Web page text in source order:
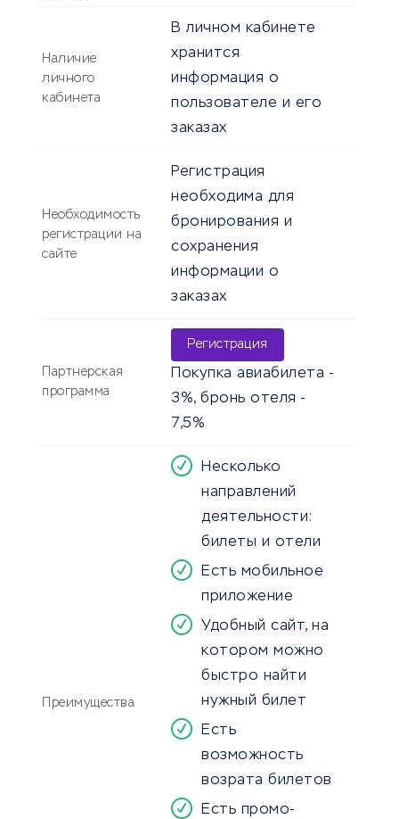
Наличие
личного
кабинета
В личном кабинете
хранится
информация о
пользователе и его
заказах
Необходимость
регистрации на
сайте
Регистрация
необходима для
бронирования и
сохранения
информации о
заказах
Партнерская
программа
Регистрация
Покупка авиабилета -
3%, бронь отеля -
7,5%
Преимущества
Несколько
направлений
деятельности:
билеты и отели
Есть мобильное
приложение
Удобный сайт, на
котором можно
быстро найти
нужный билет
Есть
возможность
возрата билетов
Есть промо-